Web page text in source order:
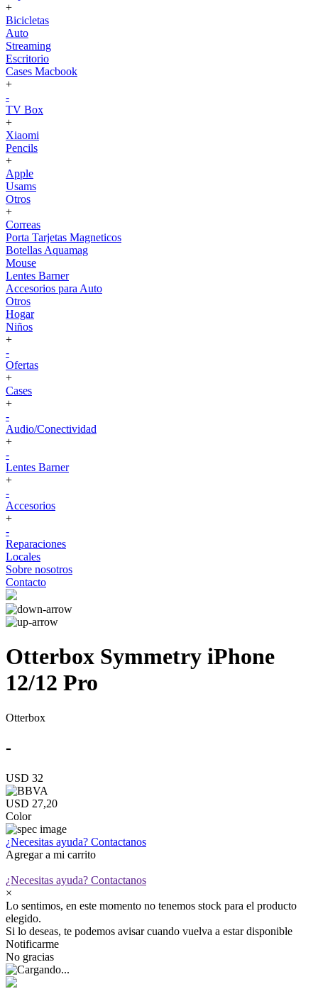
+
Bicicletas
Auto
Streaming
Escritorio
Cases Macbook
+
-
TV Box
+
Xiaomi
Pencils
+
Apple
Usams
Otros
+
Correas
Porta Tarjetas Magneticos
Botellas Aquamag
Mouse
Lentes Barner
Accesorios para Auto
Otros
Hogar
Niños
+
-
Ofertas
+
Cases
+
-
Audio/Conectividad
+
-
Lentes Barner
+
-
Accesorios
+
-
Reparaciones
Locales
Sobre nosotros
Contacto
Otterbox Symmetry iPhone
12/12 Pro
Otterbox
-
USD 32
USD 27,20
Color
¿Necesitas ayuda? Contactanos
Agregar a mi carrito
¿Necesitas ayuda? Contactanos
×
Lo sentimos, en este momento no tenemos stock para el producto
elegido.
Si lo deseas, te podemos avisar cuando vuelva a estar disponible
Notificarme
No gracias